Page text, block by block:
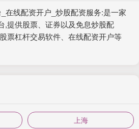
在线配资开户_炒股配资服务:是一家
,提供股票、证券以及免息炒股配
票杠杆交易软件、在线配资开户等
上海